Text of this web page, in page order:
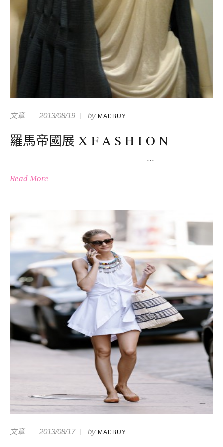
文章 2013/08/19 by MADBUY
羅馬帝國展 X F A S H I O N
...
Read More
文章 2013/08/17 by MADBUY